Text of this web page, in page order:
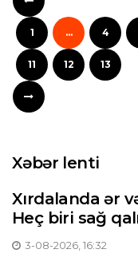
1 ... 4
11 12 13
Xəbər lenti
Xırdalanda ər
Heç biri sağ
3-08-2026, 16:32